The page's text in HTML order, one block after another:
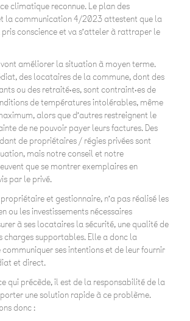
climatique reconnue. Le plan des
la communication 4/2023 attestent que la
conscience et va s’atteler à rattraper le
vont améliorer la situation à moyen terme.
des locataires de la commune, dont des
ou des retraité·es, sont contraint·es de
de températures intolérables, même
alors que d’autres restreignent le
de ne pouvoir payer leurs factures. Des
de propriétaires / régies privées sont
mais notre conseil et notre
que se montrer exemplaires en
par le privé.
et gestionnaire, n’a pas réalisé les
ou les investissements nécessaires
à ses locataires la sécurité, une qualité de
charges supportables. Elle a donc la
ses intentions et de leur fournir
et direct.
qui précède, il est de la responsabilité de la
une solution rapide à ce problème.
donc :